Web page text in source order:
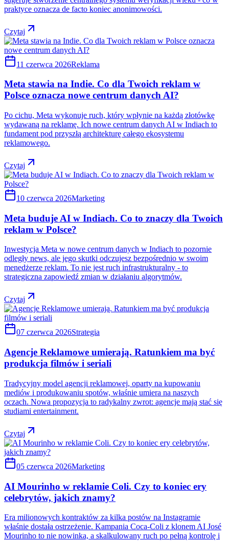
praktyce oznacza de facto koniec anonimowości.
Czytaj
11 czerwca 2026Reklama
Meta stawia na Indie. Co dla Twoich reklam w
Polsce oznacza nowe centrum danych AI?
Po cichu, Meta wykonuje ruch, który wpłynie na każdą złotówkę
wydawaną na reklamę. Ich nowe centrum danych AI w Indiach to
fundament pod przyszłą architekturę całego ekosystemu
reklamowego.
Czytaj
10 czerwca 2026Marketing
Meta buduje AI w Indiach. Co to znaczy dla Twoich
reklam w Polsce?
Inwestycja Meta w nowe centrum danych w Indiach to pozornie
odległy news, ale jego skutki odczujesz bezpośrednio w swoim
menedżerze reklam. To nie jest ruch infrastrukturalny - to
strategiczna zapowiedź zmian w działaniu algorytmów.
Czytaj
07 czerwca 2026Strategia
Agencje Reklamowe umierają. Ratunkiem ma być
produkcja filmów i seriali
Tradycyjny model agencji reklamowej, oparty na kupowaniu
mediów i produkowaniu spotów, właśnie umiera na naszych
oczach. Nowa propozycja to radykalny zwrot: agencje mają stać się
studiami entertainment.
Czytaj
05 czerwca 2026Marketing
AI Mourinho w reklamie Coli. Czy to koniec ery
celebrytów, jakich znamy?
Era milionowych kontraktów za kilka postów na Instagramie
właśnie dostała ostrzeżenie. Kampania Coca-Coli z klonem AI José
Mourinho to nie nowinka, a skalkulowany ruch po pełną kontrolę i